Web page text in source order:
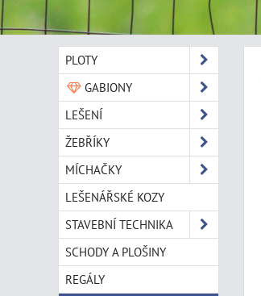
PLOTY
GABIONY
LEŠENÍ
ŽEBŘÍKY
MÍCHAČKY
LEŠENÁŘSKÉ KOZY
STAVEBNÍ TECHNIKA
SCHODY A PLOŠINY
REGÁLY